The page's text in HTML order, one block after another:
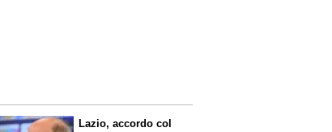
Lazio, accordo col